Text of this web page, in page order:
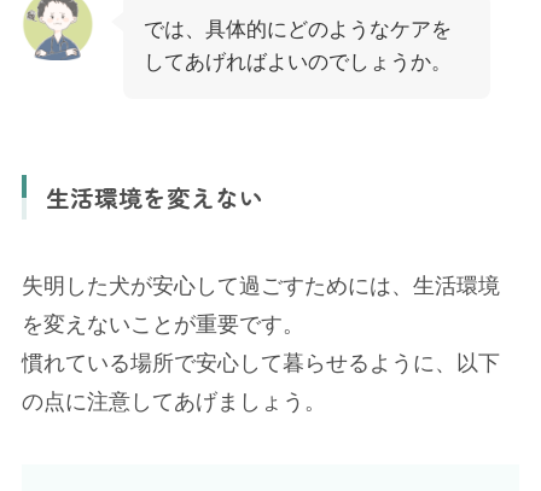
では、具体的にどのようなケアを
してあげればよいのでしょうか。
生活環境を変えない
失明した犬が安心して過ごすためには、生活環境
を変えないことが重要です。
慣れている場所で安心して暮らせるように、以下
の点に注意してあげましょう。